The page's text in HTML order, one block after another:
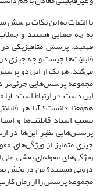
با التفات به این نکات پرسش
به چه معنایی هستند و
فهمید. پرسش متافیزیکی در
قابلیّت‌ها چیست و چه چیزی
می‌کند. هر یک از این دو پرسشِ
مجموعه پرسش‌هایی جزئی‌تر
این دست در ارتباط است: آیا
هم‌معنا دانست؟ آیا هر
نسبتِ اسنادِ قابلیّت‌ها و
پرسش‌هایی نظیرِ این‌ها در
چیزی متمایز از ویژگی‌های
ویژگی‌های مقوله‌ای نقشی علی
درونی هستند؟ من در بخش
مجموعه پرسش را از زمانِ